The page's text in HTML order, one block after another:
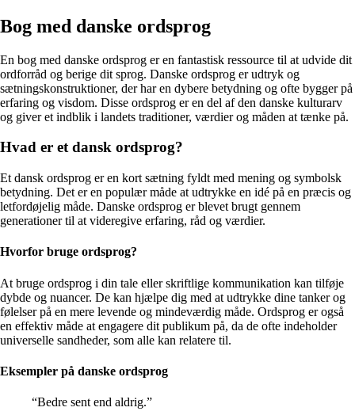
Bog med danske ordsprog
En bog med danske ordsprog er en fantastisk ressource til at udvide dit
ordforråd og berige dit sprog. Danske ordsprog er udtryk og
sætningskonstruktioner, der har en dybere betydning og ofte bygger på
erfaring og visdom. Disse ordsprog er en del af den danske kulturarv
og giver et indblik i landets traditioner, værdier og måden at tænke på.
Hvad er et dansk ordsprog?
Et dansk ordsprog er en kort sætning fyldt med mening og symbolsk
betydning. Det er en populær måde at udtrykke en idé på en præcis og
letfordøjelig måde. Danske ordsprog er blevet brugt gennem
generationer til at videregive erfaring, råd og værdier.
Hvorfor bruge ordsprog?
At bruge ordsprog i din tale eller skriftlige kommunikation kan tilføje
dybde og nuancer. De kan hjælpe dig med at udtrykke dine tanker og
følelser på en mere levende og mindeværdig måde. Ordsprog er også
en effektiv måde at engagere dit publikum på, da de ofte indeholder
universelle sandheder, som alle kan relatere til.
Eksempler på danske ordsprog
“Bedre sent end aldrig.”